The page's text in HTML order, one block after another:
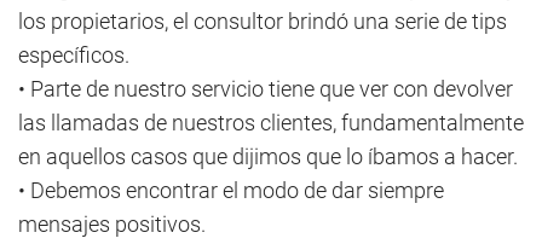
los propietarios, el consultor brindó una serie de tips
específicos.
• Parte de nuestro servicio tiene que ver con devolver
las llamadas de nuestros clientes, fundamentalmente
en aquellos casos que dijimos que lo íbamos a hacer.
• Debemos encontrar el modo de dar siempre
mensajes positivos.